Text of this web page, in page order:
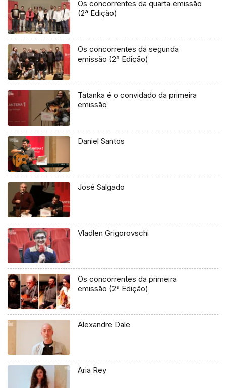
Os concorrentes da quarta emissão
(2ª Edição)
Os concorrentes da segunda
emissão (2ª Edição)
Tatanka é o convidado da primeira
emissão
Daniel Santos
José Salgado
Vladlen Grigorovschi
Os concorrentes da primeira
emissão (2ª Edição)
Alexandre Dale
Aria Rey